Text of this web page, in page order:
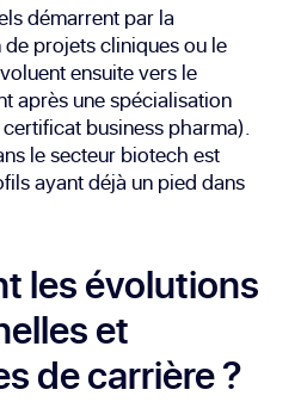
démarrent par la
projets cliniques ou le
ensuite vers le
après une spécialisation
business pharma).
le secteur biotech est
ayant déjà un pied dans
les évolutions
et
de carrière ?